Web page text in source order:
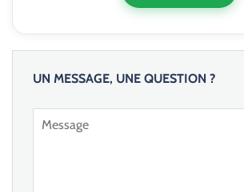
UN MESSAGE, UNE QUESTION ?